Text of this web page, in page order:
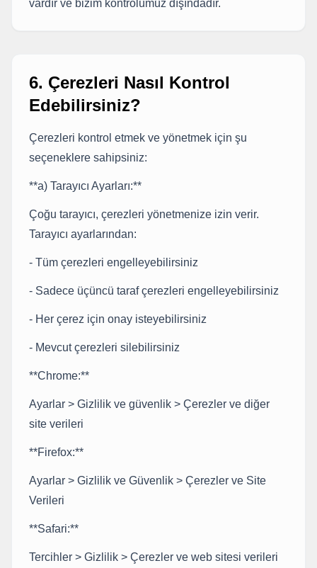
vardır ve bizim kontrolümüz dışındadır.
6. Çerezleri Nasıl Kontrol
Edebilirsiniz?
Çerezleri kontrol etmek ve yönetmek için şu
seçeneklere sahipsiniz:
**a) Tarayıcı Ayarları:**
Çoğu tarayıcı, çerezleri yönetmenize izin verir.
Tarayıcı ayarlarından:
- Tüm çerezleri engelleyebilirsiniz
- Sadece üçüncü taraf çerezleri engelleyebilirsiniz
- Her çerez için onay isteyebilirsiniz
- Mevcut çerezleri silebilirsiniz
**Chrome:**
Ayarlar > Gizlilik ve güvenlik > Çerezler ve diğer
site verileri
**Firefox:**
Ayarlar > Gizlilik ve Güvenlik > Çerezler ve Site
Verileri
**Safari:**
Tercihler > Gizlilik > Çerezler ve web sitesi verileri